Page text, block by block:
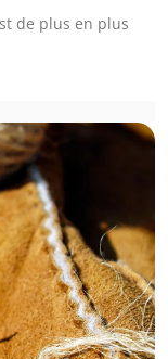
de plus en plus